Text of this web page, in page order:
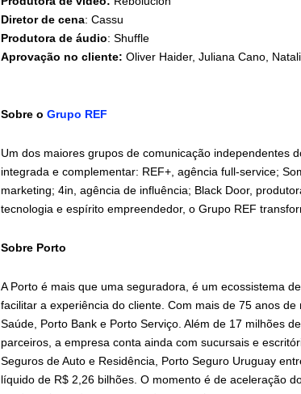
Diretor de cena: Cassu
Produtora de áudio: Shuffle
Aprovação no cliente: Oliver Haider, Juliana Cano,
Sobre o Grupo REF
Um dos maiores grupos de comunicação independentes
integrada e complementar: REF+, agência full-service;
marketing; 4in, agência de influência; Black Door,
tecnologia e espírito empreendedor, o Grupo REF
Sobre Porto
A Porto é mais que uma seguradora, é um ecossistema
facilitar a experiência do cliente. Com mais de 75 anos
Saúde, Porto Bank e Porto Serviço. Além de 17 milhões
parceiros, a empresa conta ainda com sucursais e
Seguros de Auto e Residência, Porto Seguro Uruguay
líquido de R$ 2,26 bilhões. O momento é de aceleração